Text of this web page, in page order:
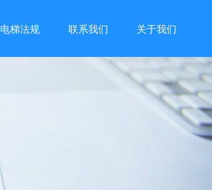
电梯法规 联系我们 关于我们